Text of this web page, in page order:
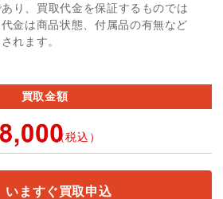
り、買取代金を保証するものでは
金は商品状態、付属品の有無など
れます。
買取金額
（税込）
いますぐ買取申込